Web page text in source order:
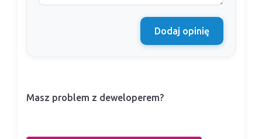
Dodaj opinię
Masz problem z deweloperem?